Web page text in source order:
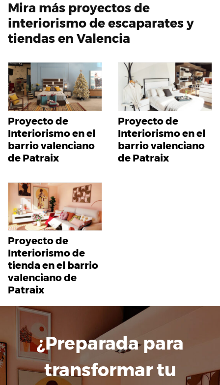
Mira más proyectos de
interiorismo de escaparates y
tiendas en Valencia
Proyecto de
Interiorismo en el
barrio valenciano
de Patraix
Proyecto de
Interiorismo en el
barrio valenciano
de Patraix
Proyecto de
Interiorismo de
tienda en el barrio
valenciano de
Patraix
¿Preparada para
transformar tu